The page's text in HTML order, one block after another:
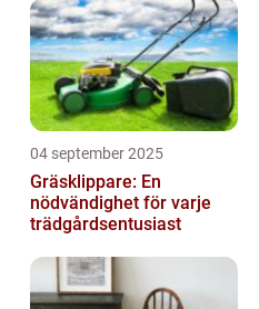
04 september 2025
Gräsklippare: En
nödvändighet för varje
trädgårdsentusiast